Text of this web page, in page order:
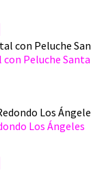
Peluche Santa
Los Ángeles